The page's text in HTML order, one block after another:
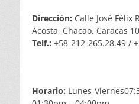
Dirección: Calle José Félix
Acosta, Chacao, Caracas
Telf.: +58-212-265.28.49 /
Horario: Lunes-